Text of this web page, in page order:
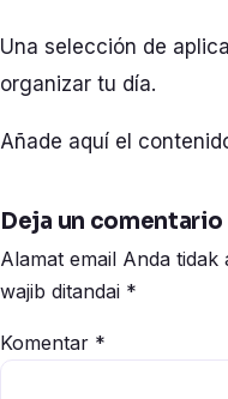
Una selección de
organizar tu día.
Añade aquí el
Deja un comentario
Alamat email Anda tidak
wajib ditandai *
Komentar *